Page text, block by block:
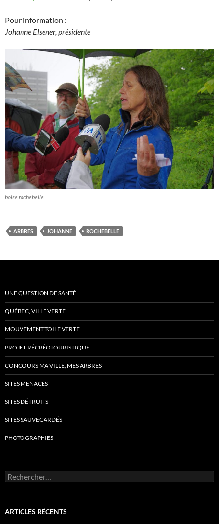
Pour information :
Johanne Elsener, présidente
boise rochebelle
ARBRES JOHANNE ROCHEBELLE
UNE QUESTION DE SANTÉ
QUÉBEC, VILLE VERTE
MOUVEMENT TOILE VERTE
PROJET RÉCRÉOTOURISTIQUE
CONCOURS MA VILLE, MES ARBRES
SITES MENACÉS
SITES DÉTRUITS
SITES SAUVEGARDÉS
PHOTOGRAPHIES
Rechercher :
ARTICLES RÉCENTS